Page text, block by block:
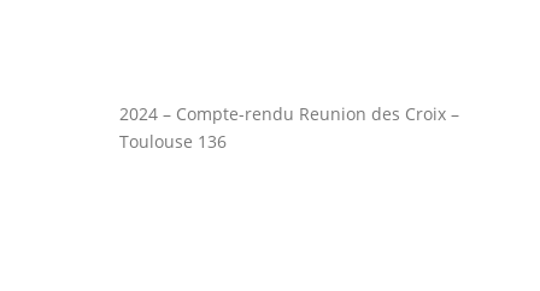
2024 – Compte-rendu Reunion des Croix –
Toulouse 136